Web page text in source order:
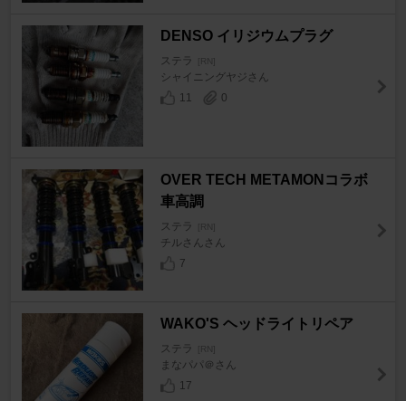
DENSO イリジウムプラグ
ステラ [RN]
シャイニングヤジさん
11
0
OVER TECH METAMONコラボ
車高調
ステラ [RN]
チルさんさん
7
WAKO'S ヘッドライトリペア
ステラ [RN]
まなパパ＠さん
17